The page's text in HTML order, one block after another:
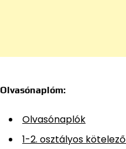
Olvasónaplóm:
Olvasónaplók
1-2. osztályos